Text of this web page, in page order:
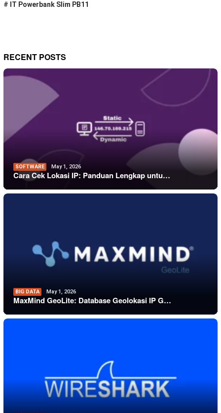
# IT Powerbank Slim PB11
RECENT POSTS
SOFTWARE May 1, 2026
Cara Cek Lokasi IP: Panduan Lengkap untu…
BIG DATA May 1, 2026
MaxMind GeoLite: Database Geolokasi IP G…